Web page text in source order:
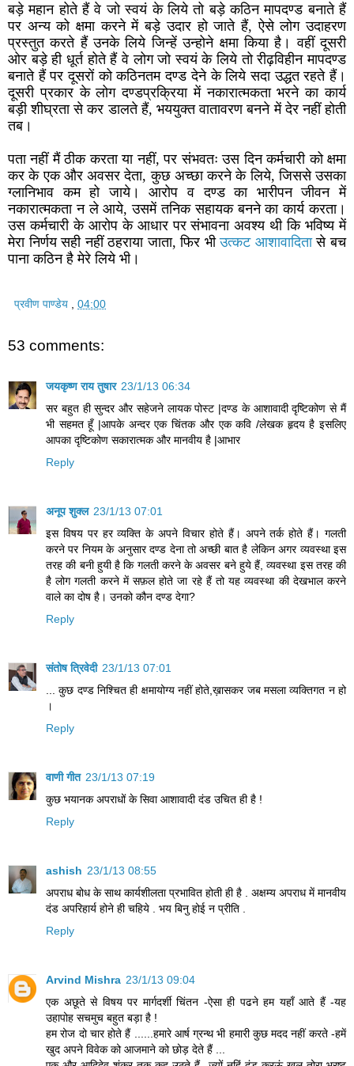
बड़े महान होते हैं वे जो स्वयं के लिये तो बड़े कठिन मापदण्ड बनाते हैं
पर अन्य को क्षमा करने में बड़े उदार हो जाते हैं, ऐसे लोग उदाहरण
प्रस्तुत करते हैं उनके लिये जिन्हें उन्होने क्षमा किया है। वहीं दूसरी
ओर बड़े ही धूर्त होते हैं वे लोग जो स्वयं के लिये तो रीढ़विहीन मापदण्ड
बनाते हैं पर दूसरों को कठिनतम दण्ड देने के लिये सदा उद्धत रहते हैं।
दूसरी प्रकार के लोग दण्डप्रक्रिया में नकारात्मकता भरने का कार्य
बड़ी शीघ्रता से कर डालते हैं, भययुक्त वातावरण बनने में देर नहीं होती
तब।
पता नहीं मैं ठीक करता या नहीं, पर संभवतः उस दिन कर्मचारी को क्षमा
कर के एक और अवसर देता, कुछ अच्छा करने के लिये, जिससे उसका
ग्लानिभाव कम हो जाये। आरोप व दण्ड का भारीपन जीवन में
नकारात्मकता न ले आये, उसमें तनिक सहायक बनने का कार्य करता।
उस कर्मचारी के आरोप के आधार पर संभावना अवश्य थी कि भविष्य में
मेरा निर्णय सही नहीं ठहराया जाता, फिर भीउत्कट आशावादितासे बच
पाना कठिन है मेरे लिये भी।
प्रवीण पाण्डेय 04:00
53 comments:
जयकृष्ण राय तुषार 23/1/13 06:34
सर बहुत ही सुन्दर और सहेजने लायक पोस्ट |दण्ड के आशावादी दृष्टिकोण से मैं
भी सहमत हूँ |आपके अन्दर एक चिंतक और एक कवि /लेखक हृदय है इसलिए
आपका दृष्टिकोण सकारात्मक और मानवीय है |आभार
Reply
अनूप शुक्ल 23/1/13 07:01
इस विषय पर हर व्यक्ति के अपने विचार होते हैं। अपने तर्क होते हैं। गलती
करने पर नियम के अनुसार दण्ड देना तो अच्छी बात है लेकिन अगर व्यवस्था इस
तरह की बनी हुयी है कि गलती करने के अवसर बने हुये हैं, व्यवस्था इस तरह की
है लोग गलती करने में सफ़ल होते जा रहे हैं तो यह व्यवस्था की देखभाल करने
वाले का दोष है। उनको कौन दण्ड देगा?
Reply
संतोष त्रिवेदी 23/1/13 07:01
... कुछ दण्ड निश्चित ही क्षमायोग्य नहीं होते,ख़ासकर जब मसला व्यक्तिगत न हो
।
Reply
वाणी गीत 23/1/13 07:19
कुछ भयानक अपराधों के सिवा आशावादी दंड उचित ही है !
Reply
ashish 23/1/13 08:55
अपराध बोध के साथ कार्यशीलता प्रभावित होती ही है . अक्षम्य अपराध में मानवीय
दंड अपरिहार्य होने ही चहिये . भय बिनु होई न प्रीति .
Reply
Arvind Mishra 23/1/13 09:04
एक अछूते से विषय पर मार्गदर्शी चिंतन -ऐसा ही पढने हम यहाँ आते हैं -यह
उहापोह सचमुच बहुत बड़ा है !
हम रोज दो चार होते हैं ......हमारे आर्ष ग्रन्थ भी हमारी कुछ मदद नहीं करते -हमें
खुद अपने विवेक को आजमाने को छोड़ देते हैं ...